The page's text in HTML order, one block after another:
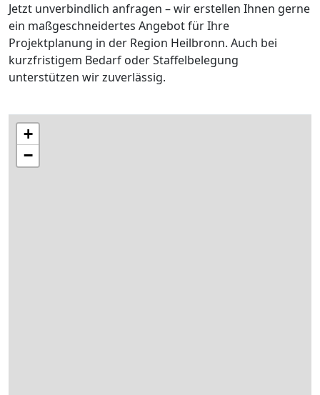
Jetzt unverbindlich anfragen – wir erstellen Ihnen gerne
ein maßgeschneidertes Angebot für Ihre
Projektplanung in der Region Heilbronn. Auch bei
kurzfristigem Bedarf oder Staffelbelegung
unterstützen wir zuverlässig.
+
−